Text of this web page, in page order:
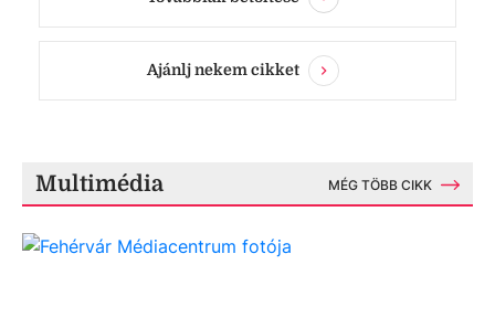
Ajánlj nekem cikket
Multimédia MÉG TÖBB CIKK